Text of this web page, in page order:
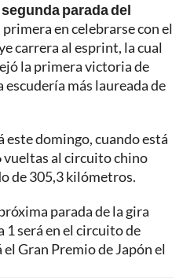
parada del
primera en celebrarse con el
carrera al esprint, la cual
la primera victoria de
más laureada de
este domingo, cuando está
vueltas al circuito chino
de 305,3 kilómetros.
parada de la gira
será en el circuito de
Gran Premio de Japón el